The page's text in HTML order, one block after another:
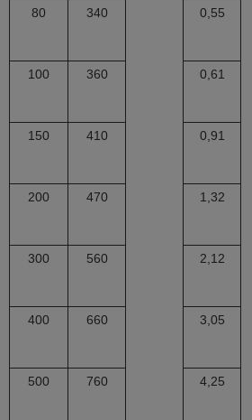
80 340 0,55
100 360 0,61
150 410 0,91
200 470 1,32
300 560 2,12
400 660 3,05
500 760 4,25